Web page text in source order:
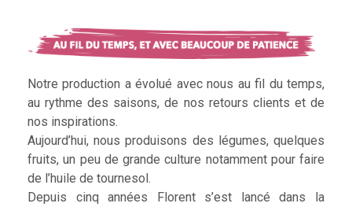
Notre production a évolué avec nous au fil du temps,
au rythme des saisons, de nos retours clients et de
nos inspirations.
Aujourd’hui, nous produisons des légumes, quelques
fruits, un peu de grande culture notamment pour faire
de l’huile de tournesol.
Depuis cinq années Florent s’est lancé dans la